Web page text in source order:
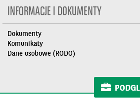
INFORMACJE I DOKUMENTY
Dokumenty
Komunikaty
Dane osobowe (RODO)